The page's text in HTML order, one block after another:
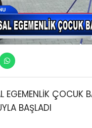
Video
EGEMENLİK ÇOCUK
BAŞLADI